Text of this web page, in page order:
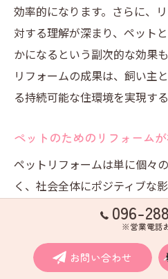
効率的になります。さらに、
対する理解が深まり、ペット
かになるという副次的な効果
リフォームの成果は、飼い主
る持続可能な住環境を実現す
ペットのためのリフォーム
ペットリフォームは単に個々
く、社会全体にポジティブな
ます。特に高齢化が進む中で
な健康を支える重要な要素と
を通じてペットの生活環境を
のストレス軽減や生活の質の
096-
※営業電話
お問い合わせ